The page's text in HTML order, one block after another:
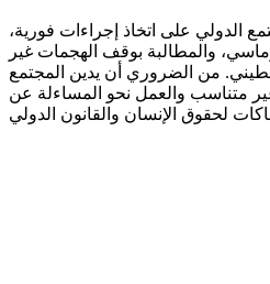
الدولي على اتخاذ إجراءات فورية،
والمطالبة بوقف الهجمات غير
من الضروري أن يدين المجتمع
متناسب والعمل نحو المساءلة عن